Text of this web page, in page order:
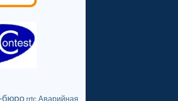
бюро rrtc Аварийная